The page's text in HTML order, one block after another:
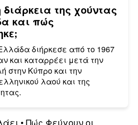
της χούντας
και πώς
διήρκεσε από το 1967
και καταρρέει μετά την
στην Κύπρο και την
λαού και της
•Πώς Φεύγουν οι